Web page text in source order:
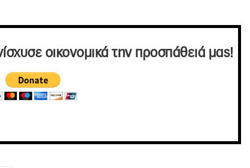
οικονομικά την προσπάθειά μας!